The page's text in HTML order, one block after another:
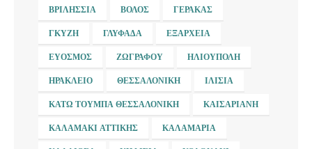
ΒΡΙΛΉΣΣΙΑ ΒΌΛΟΣ ΓΈΡΑΚΑΣ
ΓΚΎΖΗ ΓΛΥΦΆΔΑ ΕΞΆΡΧΕΙΑ
ΕΎΟΣΜΟΣ ΖΩΓΡΆΦΟΥ ΗΛΙΟΎΠΟΛΗ
ΗΡΆΚΛΕΙΟ ΘΕΣΣΑΛΟΝΊΚΗ ΙΛΊΣΙΑ
ΚΆΤΩ ΤΟΎΜΠΑ ΘΕΣΣΑΛΟΝΊΚΗ ΚΑΙΣΑΡΙΑΝΉ
ΚΑΛΑΜΆΚΙ ΑΤΤΙΚΉΣ ΚΑΛΑΜΑΡΙΆ